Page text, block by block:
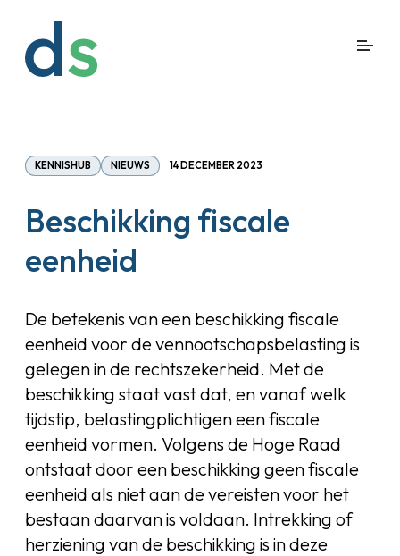
KENNISHUB NIEUWS 14 DECEMBER 2023
Beschikking fiscale
eenheid
De betekenis van een beschikking fiscale
eenheid voor de vennootschapsbelasting is
gelegen in de rechtszekerheid. Met de
beschikking staat vast dat, en vanaf welk
tijdstip, belastingplichtigen een fiscale
eenheid vormen. Volgens de Hoge Raad
ontstaat door een beschikking geen fiscale
eenheid als niet aan de vereisten voor het
bestaan daarvan is voldaan. Intrekking of
herziening van de beschikking is in deze